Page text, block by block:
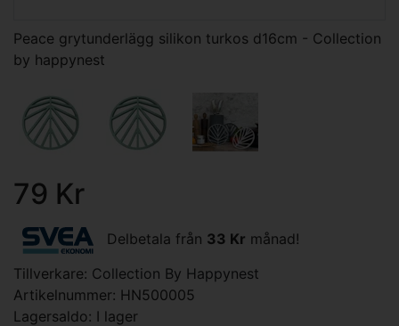
Peace grytunderlägg silikon turkos d16cm - Collection
by happynest
79 Kr
Delbetala från 33 Kr månad!
Tillverkare: Collection By Happynest
Artikelnummer: HN500005
Lagersaldo: I lager